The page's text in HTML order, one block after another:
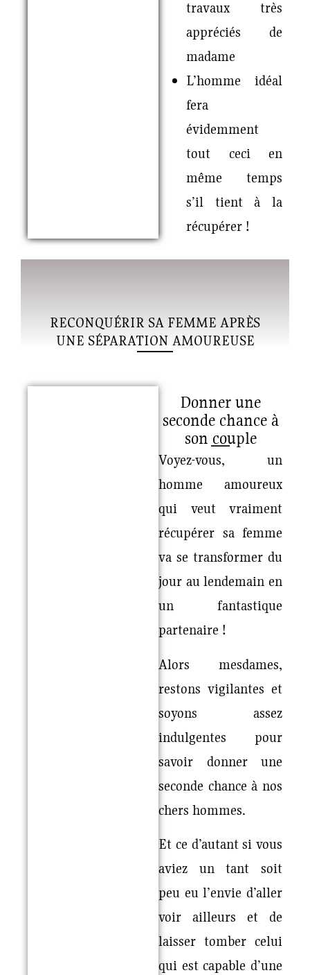
travaux très
appréciés de
madame
L’homme idéal
fera
évidemment
tout ceci en
même temps
s’il tient à la
récupérer !
RECONQUÉRIR SA FEMME APRÈS
UNE SÉPARATION AMOUREUSE
Donner une
seconde chance à
son couple
Voyez-vous, un
homme amoureux
qui veut vraiment
récupérer sa femme
va se transformer du
jour au lendemain en
un fantastique
partenaire !
Alors mesdames,
restons vigilantes et
soyons assez
indulgentes pour
savoir donner une
seconde chance à nos
chers hommes.
Et ce d’autant si vous
aviez un tant soit
peu eu l’envie d’aller
voir ailleurs et de
laisser tomber celui
qui est capable d’une